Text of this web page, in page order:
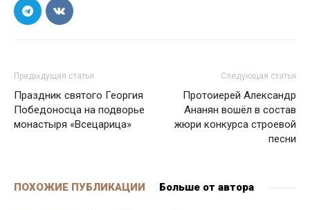
Предыдущая статья
Праздник святого Георгия
Победоносца на подворье
монастыря «Всецарица»
Следующая статья
Протоиерей Александр
Ананян вошёл в состав
жюри конкурса строевой
песни
ПОХОЖИЕ ПУБЛИКАЦИИ Больше от автора